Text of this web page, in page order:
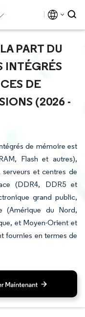
PART DU
INTÉGRÉS
DE
(2026 -
de mémoire est
Flash et autres),
et centres de
(DDR4, DDR5 et
grand public,
(Amérique du Nord,
et Moyen-Orient et
fournies en termes de